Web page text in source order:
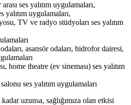
ses yalıtım uygulamaları,
yalıtım uygulamaları,
TV ve radyo stüdyoları ses yalıtım
asansör odaları, hidrofor dairesi,
home theatre (ev sineması) ses yalıtım
ses yalıtım uygulamaları
uzunsa, sağlığımıza olan etkisi